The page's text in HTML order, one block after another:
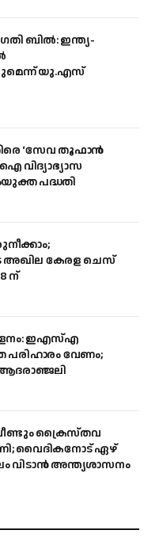
ബിൽ: ഇന്ത്യ-
യു.എസ്
‘സേവ തൂഫാൻ
വിദ്യാഭ്യാസ
പദ്ധതി
കേരള ചെസ്
ന്
ഇഎസ്എ
പരിഹാരം വേണം;
ക്രൈസ്തവ
വൈദികനോട് ഏഴ്
വിടാൻ അന്ത്യശാസനം